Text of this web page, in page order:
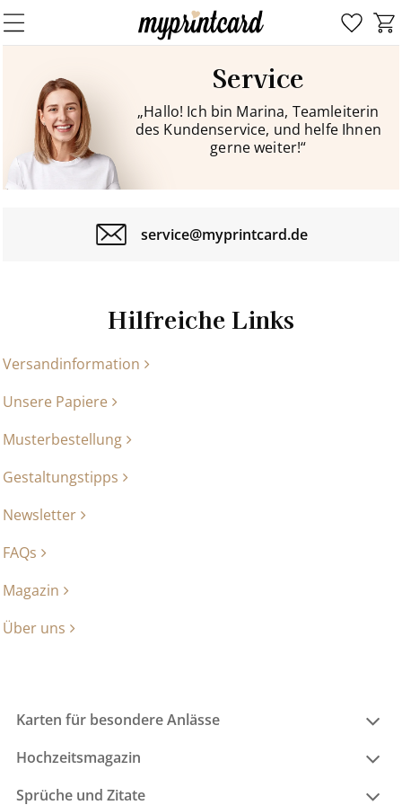
Service
„Hallo! Ich bin Marina, Teamleiterin
des Kundenservice, und helfe Ihnen
gerne weiter!“
service@myprintcard.de
Hilfreiche Links
Versandinformation
Unsere Papiere
Musterbestellung
Gestaltungstipps
Newsletter
FAQs
Magazin
Über uns
Karten für besondere Anlässe
Hochzeitsmagazin
Sprüche und Zitate